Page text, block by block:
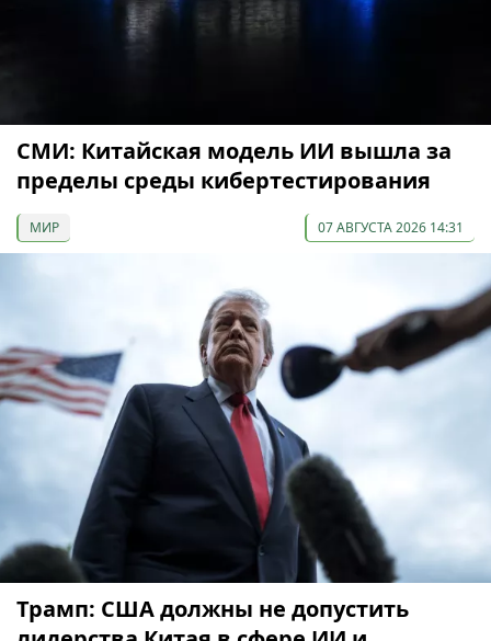
СМИ: Китайская модель ИИ вышла за
пределы среды кибертестирования
МИР 07 АВГУСТА 2026 14:31
Трамп: США должны не допустить